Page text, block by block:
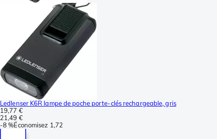
Ledlenser K6R lampe de poche porte-clés rechargeable, gris
19,77 €
21,49 €
-8 %Économisez 1,72